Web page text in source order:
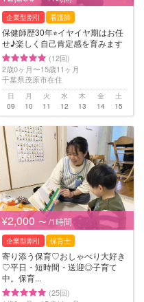
企業型割引 看護師
保健師歴30年⭐︎イヤイヤ期はお任
せ♪楽しく自己肯定感を育みます
(12回)
2歳0ヶ月〜15歳11ヶ月
千葉県茂原市在住
日
09
月
10
火
11
水
12
木
13
金
14
土
15
¥2,000 〜 /1時間
企業型割引 保育士
寄り添う保育♡おしゃべり大好き
♡平日・短時間・送迎◎子育て
中。保育...
(25回)